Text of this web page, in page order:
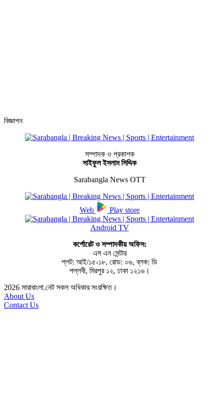
বিজ্ঞাপন
সম্পাদক ও প্রকাশক
সাইফুল ইসলাম সিদ্দিক
Sarabangla News OTT
Web Play store
Android TV
কর্পোরেট ও সম্পাদকীয় অফিস:
এস এন সেন্টার
প্লট: আই/১৫-১৮, রোড: ০৬, ব্লক: ডি
পল্লবী, মিরপুর ১২, ঢাকা ১২১৬।
2026 সারাবাংলা.নেট সকল অধিকার সংরক্ষিত।
About Us
Contact Us